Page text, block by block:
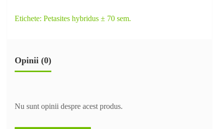
Etichete: Petasites hybridus ± 70 sem.
Opinii (0)
Nu sunt opinii despre acest produs.